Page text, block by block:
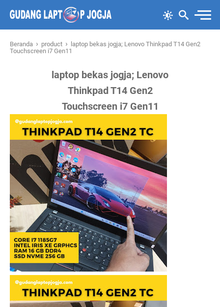
Beranda › product ›
laptop bekas jogja; Lenovo Thinkpad T14 Gen2
Touchscreen i7 Gen11
laptop bekas jogja; Lenovo
Thinkpad T14 Gen2
Touchscreen i7 Gen11